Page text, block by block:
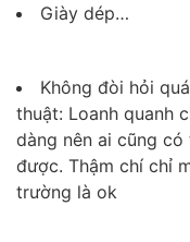
Giày dép…
Không đòi hỏi
thuật: Loanh quanh
dàng nên ai cũng
được. Thậm chí chỉ
trường là ok